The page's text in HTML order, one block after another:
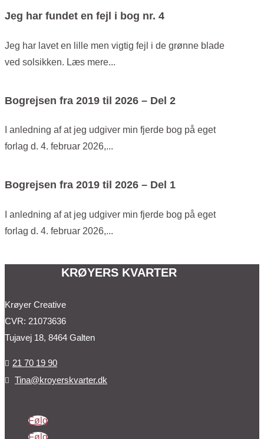
Jeg har fundet en fejl i bog nr. 4
Jeg har lavet en lille men vigtig fejl i de grønne blade
ved solsikken. Læs mere...
Bogrejsen fra 2019 til 2026 – Del 2
I anledning af at jeg udgiver min fjerde bog på eget
forlag d. 4. februar 2026,...
Bogrejsen fra 2019 til 2026 – Del 1
I anledning af at jeg udgiver min fjerde bog på eget
forlag d. 4. februar 2026,...
KRØYERS KVARTER
Krøyer Creative
CVR: 21073636
Tujavej 18, 8464 Galten
 21 70 19 90
 Tina@kroyerskvarter.dk
Følg
Følg